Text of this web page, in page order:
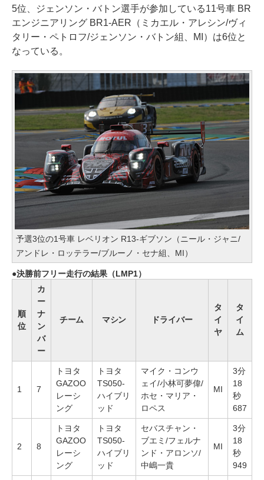
5位、ジェンソン・バトン選手が参加している11号車 BR
エンジニアリング BR1-AER（ミカエル・アレシン/ヴィ
タリー・ペトロフ/ジェンソン・バトン組、MI）は6位と
なっている。
予選3位の1号車 レベリオン R13-ギブソン（ニール・ジャニ/
アンドレ・ロッテラー/ブルーノ・セナ組、MI）
決勝前フリー走行の結果（LMP1）
順
位
カ
ー
ナ
ン
バ
ー
チーム マシン ドライバー
タ
イ
ヤ
タ
イ
ム
1 7
トヨタ
GAZOO
レーシ
ング
トヨタ
TS050-
ハイブリ
ッド
マイク・コンウ
ェイ/小林可夢偉/
ホセ・マリア・
ロペス
MI
3分
18
秒
687
2 8
トヨタ
GAZOO
レーシ
ング
トヨタ
TS050-
ハイブリ
ッド
セバスチャン・
ブエミ/フェルナ
ンド・アロンソ/
中嶋一貴
MI
3分
18
秒
949